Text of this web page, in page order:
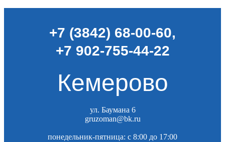
+7 (3842) 68-00-60,
+7 902-755-44-22
Кемерово
ул. Баумана 6
gruzoman@bk.ru
понедельник-пятница: c 8:00 до 17:00